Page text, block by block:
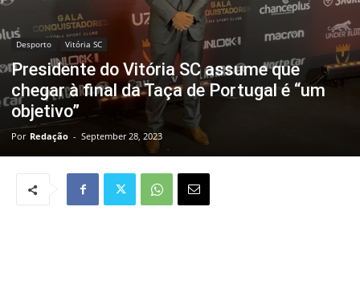
Desporto Vitória SC
Presidente do Vitória SC assume que
chegar à final da Taça de Portugal é “um
objetivo”
Por Redação - September 28, 2023